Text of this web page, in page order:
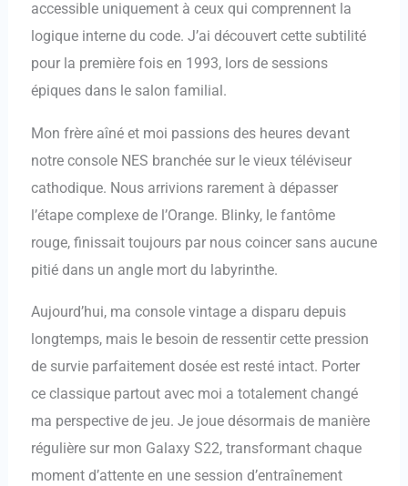
accessible uniquement à ceux qui comprennent la
logique interne du code. J’ai découvert cette subtilité
pour la première fois en 1993, lors de sessions
épiques dans le salon familial.
Mon frère aîné et moi passions des heures devant
notre console NES branchée sur le vieux téléviseur
cathodique. Nous arrivions rarement à dépasser
l’étape complexe de l’Orange. Blinky, le fantôme
rouge, finissait toujours par nous coincer sans aucune
pitié dans un angle mort du labyrinthe.
Aujourd’hui, ma console vintage a disparu depuis
longtemps, mais le besoin de ressentir cette pression
de survie parfaitement dosée est resté intact. Porter
ce classique partout avec moi a totalement changé
ma perspective de jeu. Je joue désormais de manière
régulière sur mon Galaxy S22, transformant chaque
moment d’attente en une session d’entraînement